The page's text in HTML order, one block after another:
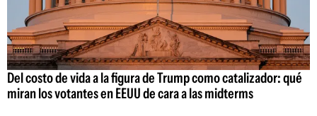
Del costo de vida a la figura de Trump como catalizador: qué
miran los votantes en EEUU de cara a las midterms